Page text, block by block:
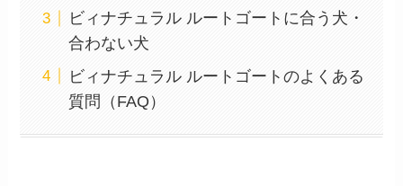
ビィナチュラル ルートゴートに合う犬・
合わない犬
ビィナチュラル ルートゴートのよくある
質問（FAQ）